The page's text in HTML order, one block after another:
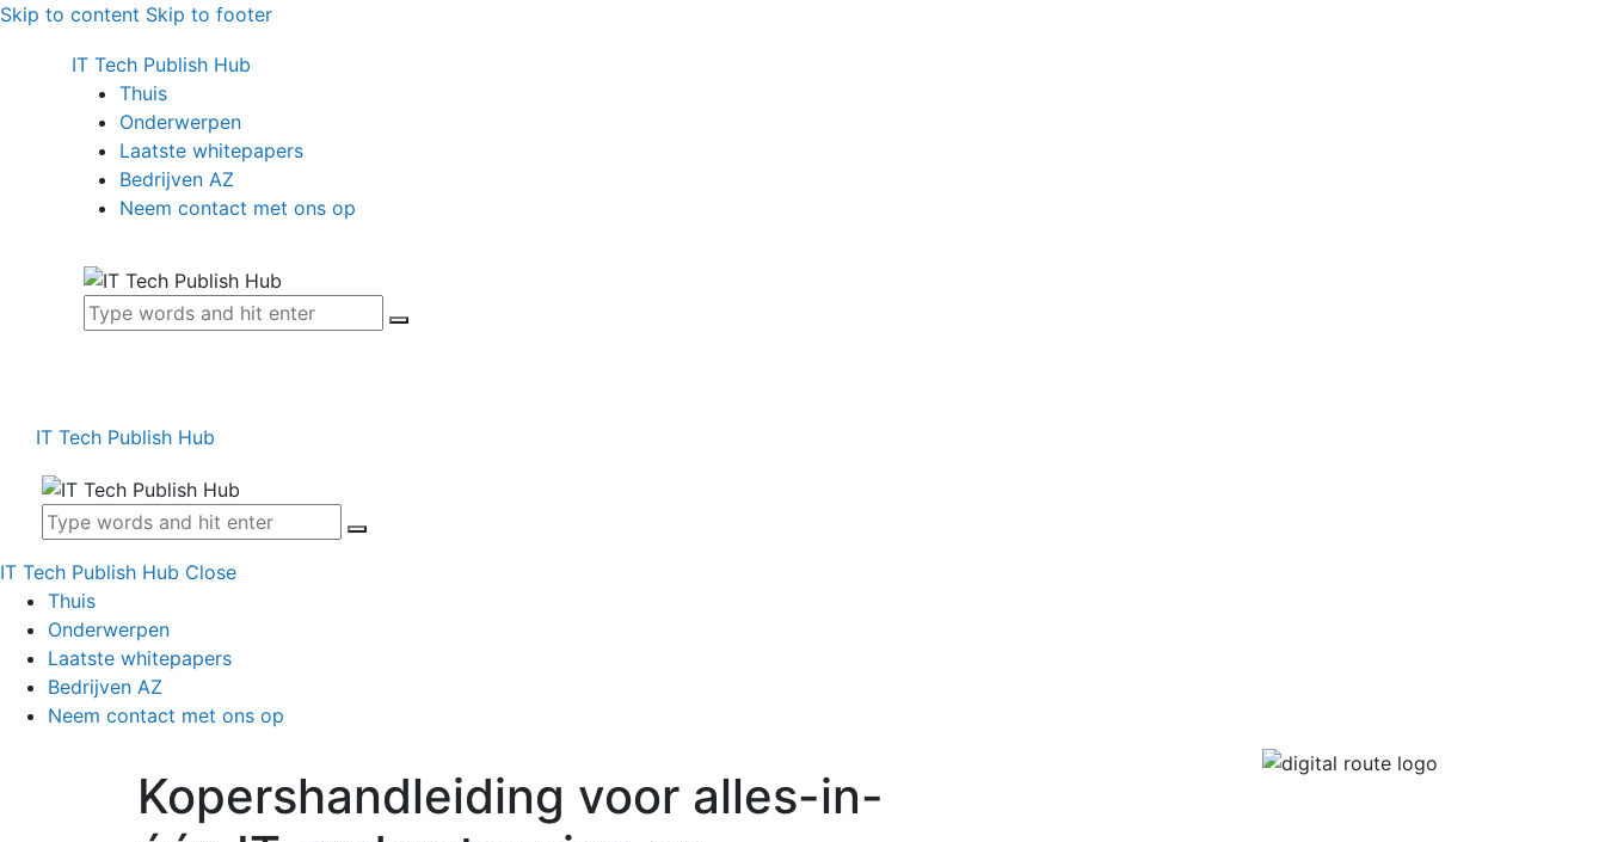
Skip to content Skip to footer
IT Tech Publish Hub
Thuis
Onderwerpen
Laatste whitepapers
Bedrijven AZ
Neem contact met ons op
IT Tech Publish Hub
IT Tech Publish Hub Close
Thuis
Onderwerpen
Laatste whitepapers
Bedrijven AZ
Neem contact met ons op
Kopershandleiding voor alles-in-